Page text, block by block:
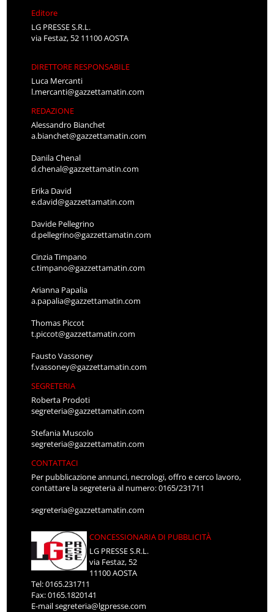
Editore
LG PRESSE S.R.L.
via Festaz, 52 11100 AOSTA
DIRETTORE RESPONSABILE
Luca Mercanti
l.mercanti@gazzettamatin.com
REDAZIONE
Alessandro Bianchet
a.bianchet@gazzettamatin.com
Danila Chenal
d.chenal@gazzettamatin.com
Erika David
e.david@gazzettamatin.com
Davide Pellegrino
d.pellegrino@gazzettamatin.com
Cinzia Timpano
c.timpano@gazzettamatin.com
Arianna Papalia
a.papalia@gazzettamatin.com
Thomas Piccot
t.piccot@gazzettamatin.com
Fausto Vassoney
f.vassoney@gazzettamatin.com
SEGRETERIA
Roberta Prodoti
segreteria@gazzettamatin.com
Stefania Muscolo
segreteria@gazzettamatin.com
CONTATTACI
Per pubblicazione annunci, necrologi, offro e cerco lavoro,
contattare la segreteria al numero: 0165/231711
segreteria@gazzettamatin.com
CONCESSIONARIA DI PUBBLICITÀ
LG PRESSE S.R.L.
via Festaz, 52
11100 AOSTA
Tel: 0165.231711
Fax: 0165.1820141
E-mailsegreteria@lgpresse.com